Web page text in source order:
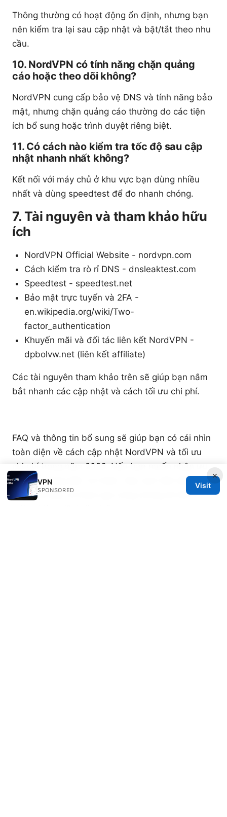
Thông thường có hoạt động ổn định, nhưng bạn
nên kiểm tra lại sau cập nhật và bật/tắt theo nhu
cầu.
10. NordVPN có tính năng chặn quảng
cáo hoặc theo dõi không?
NordVPN cung cấp bảo vệ DNS và tính năng bảo
mật, nhưng chặn quảng cáo thường do các tiện
ích bổ sung hoặc trình duyệt riêng biệt.
11. Có cách nào kiểm tra tốc độ sau cập
nhật nhanh nhất không?
Kết nối với máy chủ ở khu vực bạn dùng nhiều
nhất và dùng speedtest để đo nhanh chóng.
7. Tài nguyên và tham khảo hữu
ích
NordVPN Official Website - nordvpn.com
Cách kiểm tra rò rỉ DNS - dnsleaktest.com
Speedtest - speedtest.net
Bảo mật trực tuyến và 2FA -
en.wikipedia.org/wiki/Two-
factor_authentication
Khuyến mãi và đối tác liên kết NordVPN -
dpbolvw.net (liên kết affiliate)
Các tài nguyên tham khảo trên sẽ giúp bạn nắm
bắt nhanh các cập nhật và cách tối ưu chi phí.
FAQ và thông tin bổ sung sẽ giúp bạn có cái nhìn
toàn diện về cách cập nhật NordVPN và tối ưu
chi phí trong năm 2026. Nếu bạn muốn nhận ưu
đãi và hướng dẫn cá nhân, hãy xem liên kết liên
kết dưới đây và tham gia cùng chúng tôi để có
×
VPN
SPONSORED
Visit